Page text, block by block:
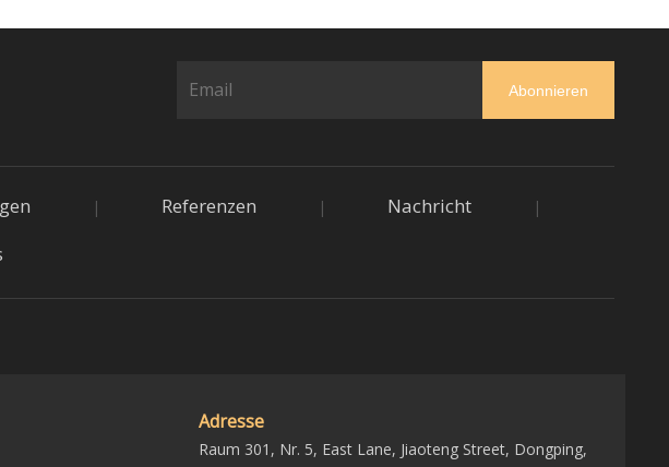
Abonnieren
| Referenzen | Nachricht |
Adresse
Raum 301, Nr. 5, East Lane, Jiaoteng Street, Dongping,